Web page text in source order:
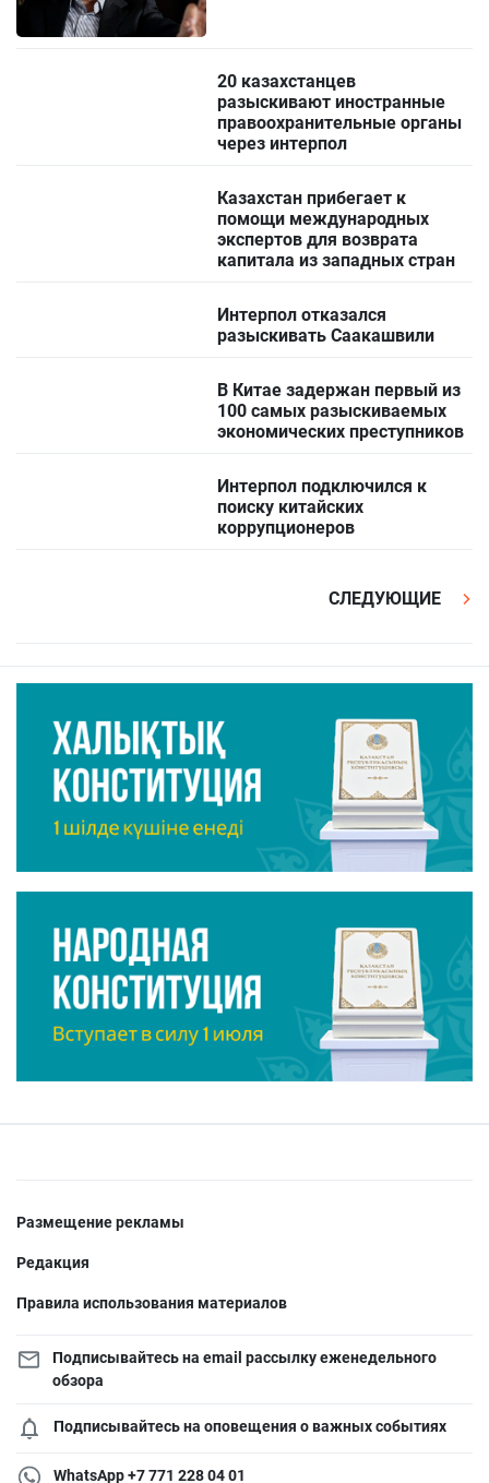
20 казахстанцев
разыскивают иностранные
правоохранительные органы
через интерпол
Казахстан прибегает к
помощи международных
экспертов для возврата
капитала из западных стран
Интерпол отказался
разыскивать Саакашвили
В Китае задержан первый из
100 самых разыскиваемых
экономических преступников
Интерпол подключился к
поиску китайских
коррупционеров
СЛЕДУЮЩИЕ
Размещение рекламы
Редакция
Правила использования материалов
Подписывайтесь на email рассылку еженедельного
обзора
Подписывайтесь на оповещения о важных событиях
WhatsApp +7 771 228 04 01